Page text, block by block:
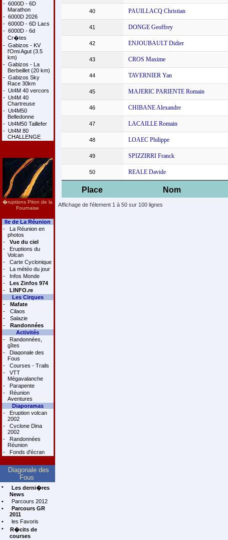
- 6000D - 6D
Marathon
- 6000D 2026
- 6000D - 6D Lacs
- 6000D - 6d
Cr�tes
- Gabizos - KV
l'Omi Agut (3.5
km)
- Gabizos - La
Berbeillet (20 km)
- Gabizos Sky
Race 30km
- Ut4M 40 vercors
- Ut4M 40
Chartreuse
- Ut4M50
Belledonne
- Ut4M50 Taillefer
- Ut4M 80
CHALLENGE
�ruptions Piton de la
Fournaise
Ile de La Réunion
-
La Réunion en
photos
-
Vue du ciel
-
Eruptions du
Volcan
-
Carte Cyclonique
-
La météo du jour
-
Infos Monde
-
Les Zinfos 974
-
LINFO.re
Les Cirques
-
Mafate
-
Cilaos
-
Salazie
-
Randonnées
Activités
-
Randonnées,
gîtes
-
Diagonale des
Fous
-
Courses - Trails
-
VTT
Mégavalanche
-
Parapente
-
Réunion
Aventures
Diaporamas
-
Eruption volcan
2002
-
Cyclone Dina
2002
-
Randonnées
Réunion
-
Fonds d'écran
Diagonale des
Fous
•
Les derni�res
News
•
Parcours 2012
•
Parcours GR
2011
•
les Favoris
•
R�cits de
courses
Place Nom
40 PAUILLACQ Christian
41 DONGE Geoffrey
42 ENJOUBAULT Didier
43 CROS Maxime
44 TAVERNIER Yan
45 MAJERIC PARIENTE Romain
46 CHIBANE Alexandre
47 LACAILLE Romain
48 LOAEC Philippe
49 SPIZZIRRI Franck
50 REALE Davide
Affichage de l'élement 1 à 50 sur 100 lignes